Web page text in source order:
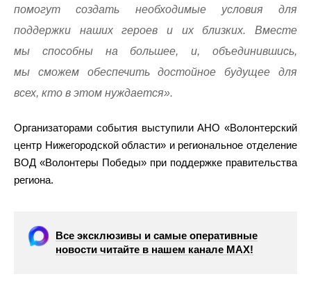
помогут создать необходимые условия для
поддержки наших героев и их близких. Вместе
мы способны на большее, и, объединившись,
мы сможем обеспечить достойное будущее для
всех, кто в этом нуждается».
Организаторами события выступили АНО «Волонтерский
центр Нижегородской области» и региональное отделение
ВОД «Волонтеры Победы» при поддержке правительства
региона.
Все эксклюзивы и самые оперативные
новости читайте в нашем канале МАХ!